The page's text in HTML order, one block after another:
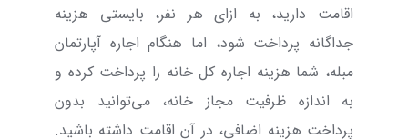
اقامت دارید، به ازای هر نفر، بایستی هزینه
جداگانه پرداخت شود، اما هنگام اجاره آپارتمان
مبله، شما هزینه اجاره کل خانه را پرداخت کرده و
به اندازه ظرفیت مجاز خانه، می‌توانید بدون
پرداخت هزینه اضافی، در آن اقامت داشته باشید.